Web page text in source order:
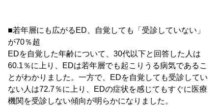
■若年層にも広がるED、自覚しても「受診していない」
が70％超
EDを自覚した年齢について、30代以下と回答した人は
60.1％に上り、EDは若年層でも起こりうる病気であるこ
とがわかりました。一方で、EDを自覚しても受診してい
ない人は72.7％に上り、EDの症状を感じてもすぐに医療
機関を受診しない傾向が明らかになりました。